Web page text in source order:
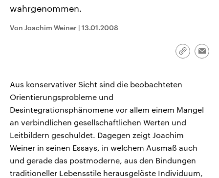
und Kandidaten der anstehenden
Audio-Archiv
wahrgenommen.
Von Joachim Weiner | 13.01.2008
Link
Aus konservativer Sicht sind die beobachteten
Orientierungsprobleme und
Desintegrationsphänomene vor allem einem Mangel
an verbindlichen gesellschaftlichen Werten und
Leitbildern geschuldet. Dagegen zeigt Joachim
Weiner in seinen Essays, in welchem Ausmaß auch
und gerade das postmoderne, aus den Bindungen
traditioneller Lebensstile herausgelöste Individuum,